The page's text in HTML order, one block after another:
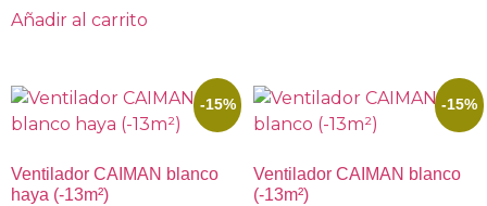
Añadir al carrito
-15%
Ventilador CAIMAN blanco
haya (-13m²)
-15%
Ventilador CAIMAN blanco
(-13m²)